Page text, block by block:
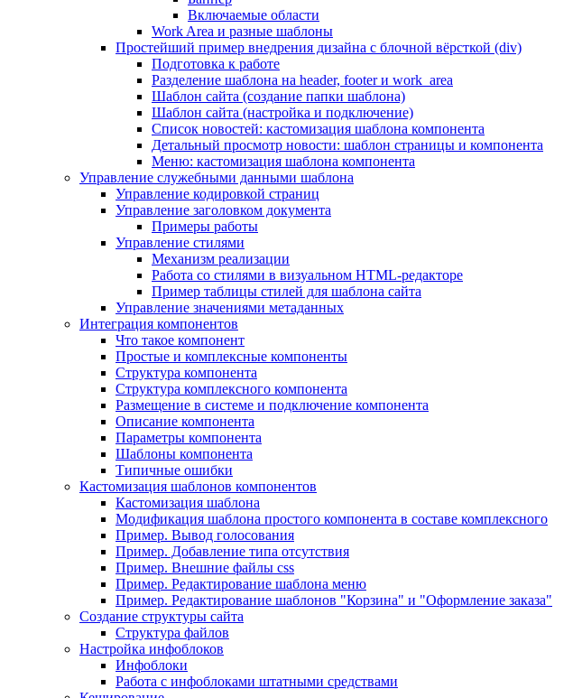
Включаемые области
Work Area и разные шаблоны
Простейший пример внедрения дизайна с блочной вёрсткой (div)
Подготовка к работе
Разделение шаблона на header, footer и work_area
Шаблон сайта (создание папки шаблона)
Шаблон сайта (настройка и подключение)
Список новостей: кастомизация шаблона компонента
Детальный просмотр новости: шаблон страницы и компонента
Меню: кастомизация шаблона компонента
Управление служебными данными шаблона
Управление кодировкой страниц
Управление заголовком документа
Примеры работы
Управление стилями
Механизм реализации
Работа со стилями в визуальном HTML-редакторе
Пример таблицы стилей для шаблона сайта
Управление значениями метаданных
Интеграция компонентов
Что такое компонент
Простые и комплексные компоненты
Структура компонента
Структура комплексного компонента
Размещение в системе и подключение компонента
Описание компонента
Параметры компонента
Шаблоны компонента
Типичные ошибки
Кастомизация шаблонов компонентов
Кастомизация шаблона
Модификация шаблона простого компонента в составе комплексного
Пример. Вывод голосования
Пример. Добавление типа отсутствия
Пример. Внешние файлы css
Пример. Редактирование шаблона меню
Пример. Редактирование шаблонов "Корзина" и "Оформление заказа"
Создание структуры сайта
Структура файлов
Настройка инфоблоков
Инфоблоки
Работа с инфоблоками штатными средствами